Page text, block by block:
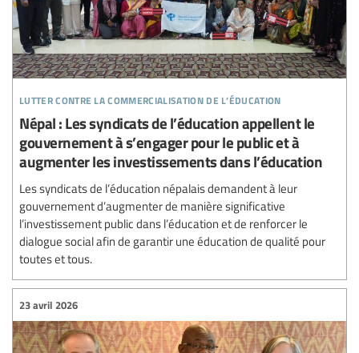
lutter contre la commercialisation de l’éducation
Népal : Les syndicats de l’éducation appellent le
gouvernement à s’engager pour le public et à
augmenter les investissements dans l’éducation
Les syndicats de l’éducation népalais demandent à leur
gouvernement d’augmenter de manière significative
l’investissement public dans l’éducation et de renforcer le
dialogue social afin de garantir une éducation de qualité pour
toutes et tous.
23 avril 2026